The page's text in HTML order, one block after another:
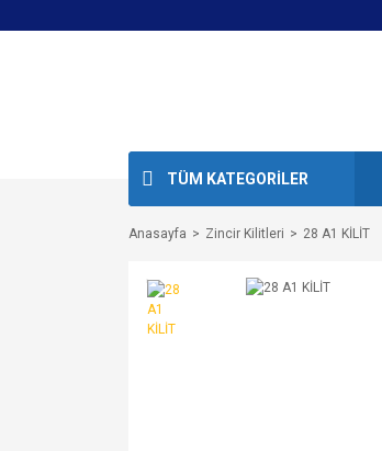
TÜM KATEGORİLER
Anasayfa Zincir Kilitleri 28 A1 KİLİT